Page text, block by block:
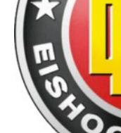
Newsletter
Zeit fürs